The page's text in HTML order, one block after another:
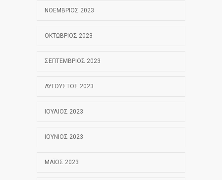
ΝΟΈΜΒΡΙΟΣ 2023
ΟΚΤΏΒΡΙΟΣ 2023
ΣΕΠΤΈΜΒΡΙΟΣ 2023
ΑΎΓΟΥΣΤΟΣ 2023
ΙΟΎΛΙΟΣ 2023
ΙΟΎΝΙΟΣ 2023
ΜΆΙΟΣ 2023